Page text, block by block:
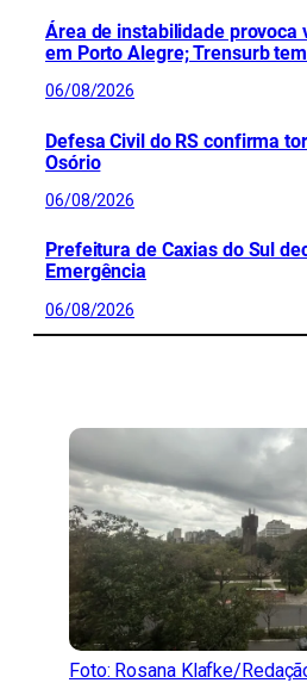
Área de instabilidade provoca
em Porto Alegre; Trensurb
06/08/2026
Defesa Civil do RS confirma
Osório
06/08/2026
Prefeitura de Caxias do Sul
Emergência
06/08/2026
Foto: Rosana Klafke/